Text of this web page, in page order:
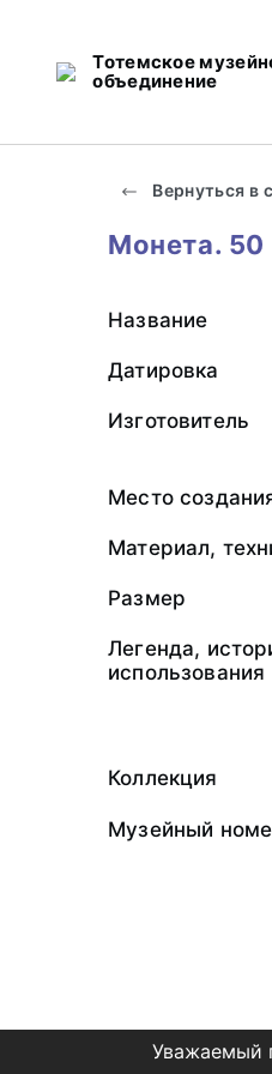
Тотемское
объединение
Вернуться в
Монета. 50
Название
Датировка
Изготовитель
Место
Материал,
Размер
Легенда,
использования
Коллекция
Музейный
Уважаемый